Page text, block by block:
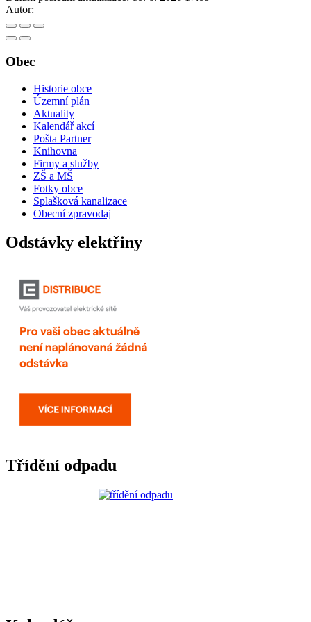
Autor:
Obec
Historie obce
Územní plán
Aktuality
Kalendář akcí
Pošta Partner
Knihovna
Firmy a služby
ZŠ a MŠ
Fotky obce
Splašková kanalizace
Obecní zpravodaj
Odstávky elektřiny
Třídění odpadu